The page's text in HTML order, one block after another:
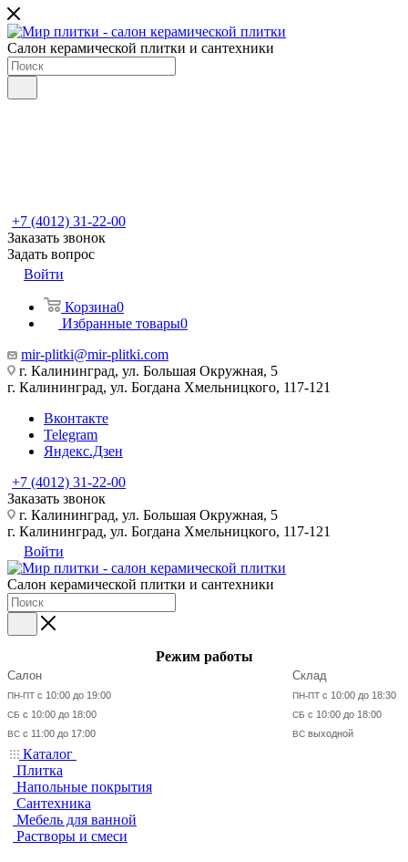
Салон керамической плитки и сантехники
+7 (4012) 31-22-00
Заказать звонок
Задать вопрос
Войти
Корзина0
Избранные товары0
mir-plitki@mir-plitki.com
г. Калининград, ул. Большая Окружная, 5
г. Калининград, ул. Богдана Хмельницкого, 117-121
Вконтакте
Telegram
Яндекс.Дзен
+7 (4012) 31-22-00
Заказать звонок
г. Калининград, ул. Большая Окружная, 5
г. Калининград, ул. Богдана Хмельницкого, 117-121
Войти
Салон керамической плитки и сантехники
Режим работы
Салон
ПН-ПТ с 10:00 до 19:00
СБ с 10:00 до 18:00
ВС с 11:00 до 17:00
Склад
ПН-ПТ с 10:00 до 18:30
СБ с 10:00 до 18:00
ВС выходной
Каталог
Плитка
Напольные покрытия
Сантехника
Мебель для ванной
Растворы и смеси